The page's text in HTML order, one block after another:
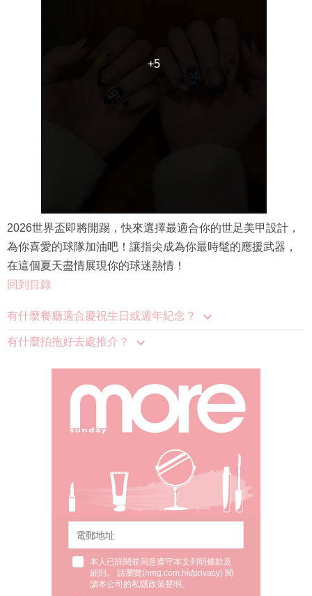
+5
+5
2026世界盃即將開踢，快來選擇最適合你的世足美甲設計，
為你喜愛的球隊加油吧！讓指尖成為你最時髦的應援武器，
在這個夏天盡情展現你的球迷熱情！
回到目錄
有什麼餐廳適合慶祝生日或週年紀念？
有什麼拍拖好去處推介？
本人已詳閱並同意遵守本文列明條款及
細則。 請瀏覽(nmg.com.hk/privacy) 閱
讀本公司的私隱政策聲明。